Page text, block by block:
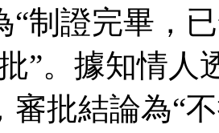
“制證完畢，
”。據知情
審批結論為“